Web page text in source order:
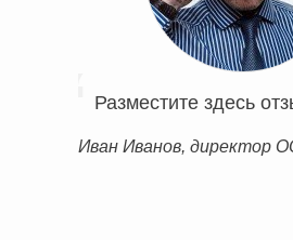
Разместите здесь
Иван Иванов, директор